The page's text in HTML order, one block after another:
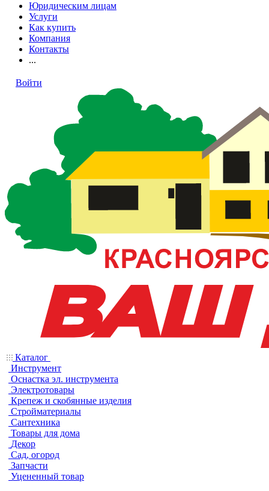
Юридическим лицам
Услуги
Как купить
Компания
Контакты
...
Войти
Каталог
Инструмент
Оснастка эл. инструмента
Электротовары
Крепеж и скобянные изделия
Стройматериалы
Сантехника
Товары для дома
Декор
Сад, огород
Запчасти
Уцененный товар